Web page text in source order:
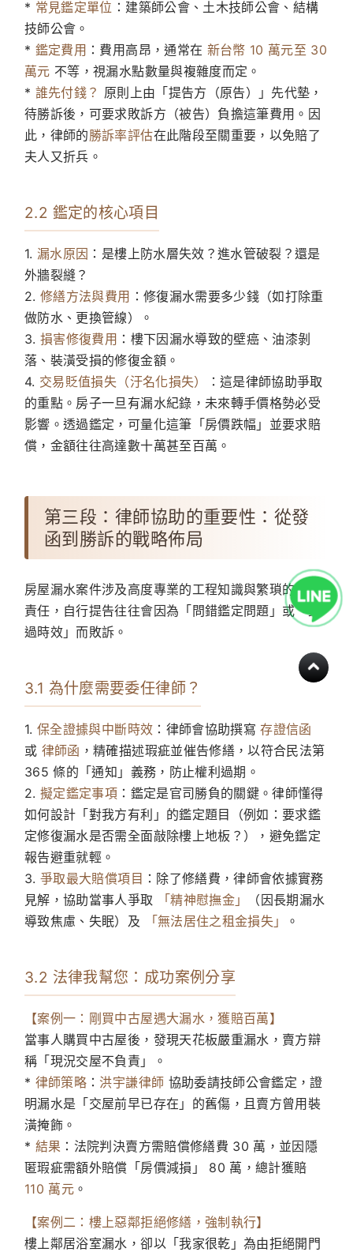
* 常見鑑定單位 ：建築師公會、土木技師公會、結構
技師公會。
* 鑑定費用 ：費用高昂，通常在 新台幣 10 萬元至 30
萬元 不等，視漏水點數量與複雜度而定。
* 誰先付錢？ 原則上由「提告方（原告）」先代墊，
待勝訴後，可要求敗訴方（被告）負擔這筆費用。因
此，律師的勝訴率評估在此階段至關重要，以免賠了
夫人又折兵。
2.2 鑑定的核心項目
1. 漏水原因 ：是樓上防水層失效？進水管破裂？還是
外牆裂縫？
2.修繕方法與費用 ：修復漏水需要多少錢（如打除重
做防水、更換管線）。
3.損害修復費用 ：樓下因漏水導致的壁癌、油漆剝
落、裝潢受損的修復金額。
4. 交易貶值損失（汙名化損失）
：這是律師協助爭取
的重點。房子一旦有漏水紀錄，未來轉手價格勢必受
影響。透過鑑定，可量化這筆「房價跌幅」並要求賠
償，金額往往高達數十萬甚至百萬。
第三段：律師協助的重要性：從發
函到勝訴的戰略佈局
房屋漏水案件涉及高度專業的工程知識與繁瑣的舉證
責任，自行提告往往會因為「問錯鑑定問題」或「錯
過時效」而敗訴。
3.1 為什麼需要委任律師？
1.保全證據與中斷時效 ：律師會協助撰寫存證信函
或 律師函 ，精確描述瑕疵並催告修繕，以符合民法第
365 條的「通知」義務，防止權利過期。
2.擬定鑑定事項 ：鑑定是官司勝負的關鍵。律師懂得
如何設計「對我方有利」的鑑定題目（例如：要求鑑
定修復漏水是否需全面敲除樓上地板？），避免鑑定
報告避重就輕。
3.爭取最大賠償項目 ：除了修繕費，律師會依據實務
見解，協助當事人爭取
「精神慰撫金」
（因長期漏水
導致焦慮、失眠）及
「無法居住之租金損失」 。
3.2 法律我幫您：成功案例分享
【案例一：剛買中古屋遇大漏水，獲賠百萬】
當事人購買中古屋後，發現天花板嚴重漏水，賣方辯
稱「現況交屋不負責」。
* 律師策略 ： 洪宇謙律師 協助委請技師公會鑑定，證
明漏水是「交屋前早已存在」的舊傷，且賣方曾用裝
潢掩飾。
* 結果 ：法院判決賣方需賠償修繕費 30 萬，並因隱
匿瑕疵需額外賠償「房價減損」 80 萬，總計獲賠
110 萬元 。
【案例二：樓上惡鄰拒絕修繕，強制執行】
樓上鄰居浴室漏水，卻以「我家很乾」為由拒絕開門